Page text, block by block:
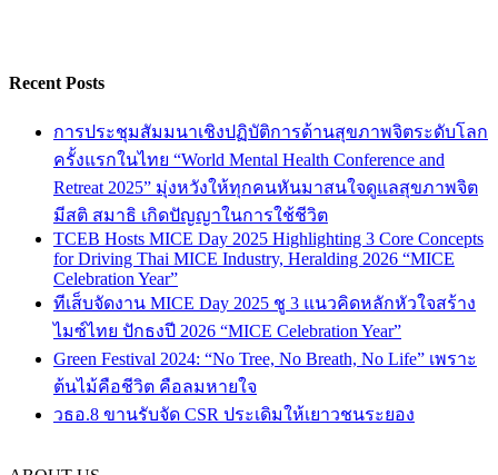
Recent Posts
การประชุมสัมมนาเชิงปฏิบัติการด้านสุขภาพจิตระดับโลก
ครั้งแรกในไทย “World Mental Health Conference and
Retreat 2025” มุ่งหวังให้ทุกคนหันมาสนใจดูแลสุขภาพจิต
มีสติ สมาธิ เกิดปัญญาในการใช้ชีวิต
TCEB Hosts MICE Day 2025 Highlighting 3 Core Concepts
for Driving Thai MICE Industry, Heralding 2026 “MICE
Celebration Year”
ทีเส็บจัดงาน MICE Day 2025 ชู 3 แนวคิดหลักหัวใจสร้าง
ไมซ์ไทย ปักธงปี 2026 “MICE Celebration Year”
Green Festival 2024: “No Tree, No Breath, No Life” เพราะ
ต้นไม้คือชีวิต คือลมหายใจ
วธอ.8 ขานรับจัด CSR ประเดิมให้เยาวชนระยอง